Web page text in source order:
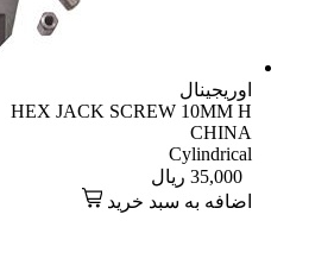
اوریجینال
HEX JACK SCREW 10MM H
CHINA
Cylindrical
35,000 ریال
اضافه به سبد خرید